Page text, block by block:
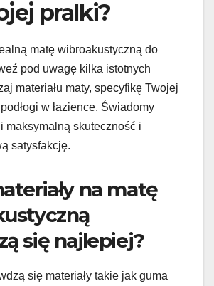
pralki?
matę wibroakustyczną do
pod uwagę kilka istotnych
materiału maty, specyfikę Twojej
w łazience. Świadomy
maksymalną skuteczność i
satysfakcję.
na matę
się najlepiej?
się materiały takie jak guma